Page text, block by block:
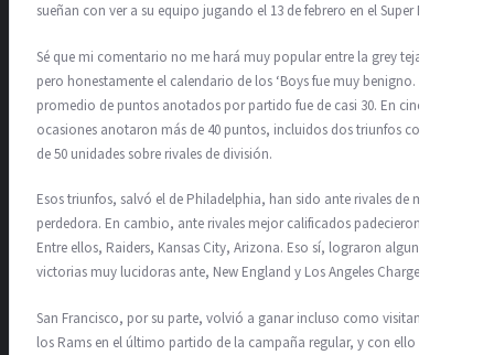
sueñan con ver a su equipo jugando el 13 de febrero en el Super Bowl.
Sé que mi comentario no me hará muy popular entre la grey tejana,
pero honestamente el calendario de los ‘Boys fue muy benigno. El
promedio de puntos anotados por partido fue de casi 30. En cinco
ocasiones anotaron más de 40 puntos, incluidos dos triunfos con más
de 50 unidades sobre rivales de división.
Esos triunfos, salvó el de Philadelphia, han sido ante rivales de marca
perdedora. En cambio, ante rivales mejor calificados padecieron.
Entre ellos, Raiders, Kansas City, Arizona. Eso sí, lograron algunas
victorias muy lucidoras ante, New England y Los Angeles Chargers.
San Francisco, por su parte, volvió a ganar incluso como visitante a
los Rams en el último partido de la campaña regular, y con ello logró